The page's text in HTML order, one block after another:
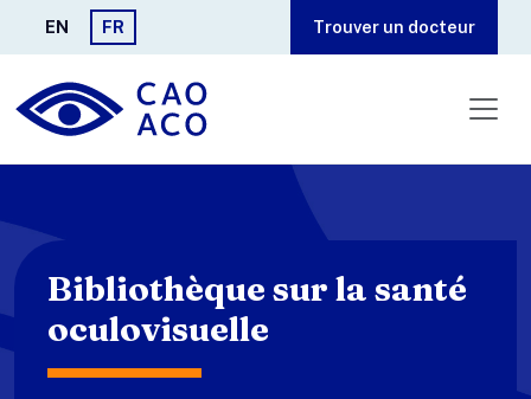
Aller au contenu principal
EN FR Trouver un docteur
Bibliothèque sur la santé
oculovisuelle